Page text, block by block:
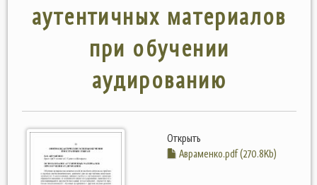
аутентичных материалов
при обучении
аудированию
Открыть
Авраменко.pdf (270.8Kb)